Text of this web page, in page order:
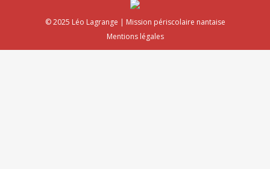
© 2025 Léo Lagrange | Mission périscolaire nantaise
Mentions légales